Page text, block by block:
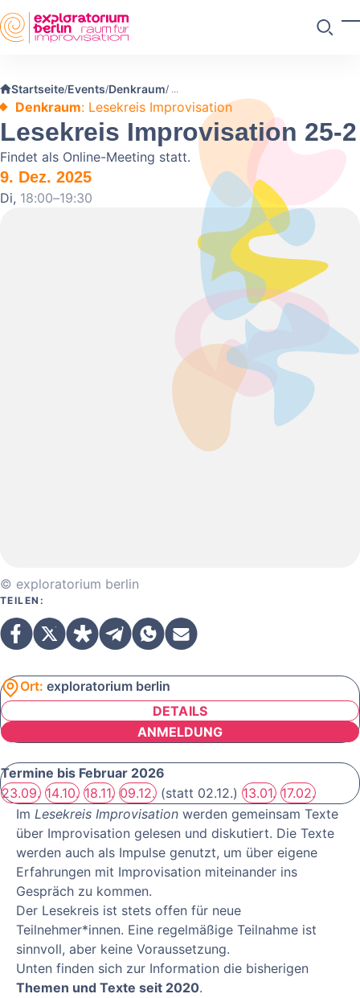
Skip to main content
Startseite/Events/Denkraum/
Denkraum: Lesekreis Improvisation
Lesekreis Improvisation 25-2
Findet als Online-Meeting statt.
9. Dez. 2025
Di, 18:00–19:30
© exploratorium berlin
TEILEN:
Ort: exploratorium berlin
DETAILS
ANMELDUNG
Termine bis Februar 2026
23.09. 14.10. 18.11. 09.12.(statt 02.12.) 13.01. 17.02.
Im Lesekreis Improvisation werden gemeinsam Texte
über Improvisation gelesen und diskutiert. Die Texte
werden auch als Impulse genutzt, um über eigene
Erfahrungen mit Improvisation miteinander ins
Gespräch zu kommen.
Der Lesekreis ist stets offen für neue
Teilnehmer*innen. Eine regelmäßige Teilnahme ist
sinnvoll, aber keine Voraussetzung.
Unten finden sich zur Information die bisherigen
Themen und Texte seit 2020.